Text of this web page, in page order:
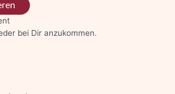
bei Dir anzukommen.